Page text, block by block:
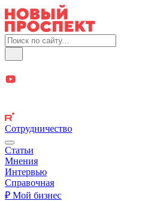
Сотрудничество
Статьи
Мнения
Интервью
Справочная
₽ Мой бизнес